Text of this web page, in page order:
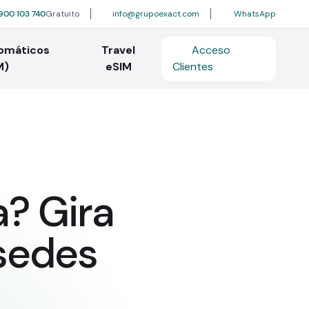
103 740Gratuito info@grupoexact.com WhatsApp
Travel
eSIM
Acceso
Clientes
Gira